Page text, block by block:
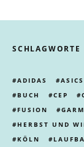
SCHLAGWORTE
ADIDAS ASICS
BUCH
CEP
FUSION
HERBST UND
KÖLN